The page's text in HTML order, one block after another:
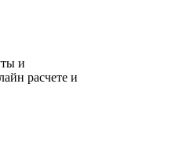
и
расчете и